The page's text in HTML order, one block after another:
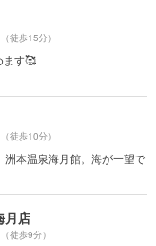
（徒歩15分）
ます🥰
（徒歩10分）
本温泉海月館。海が一望で
月店
（徒歩9分）